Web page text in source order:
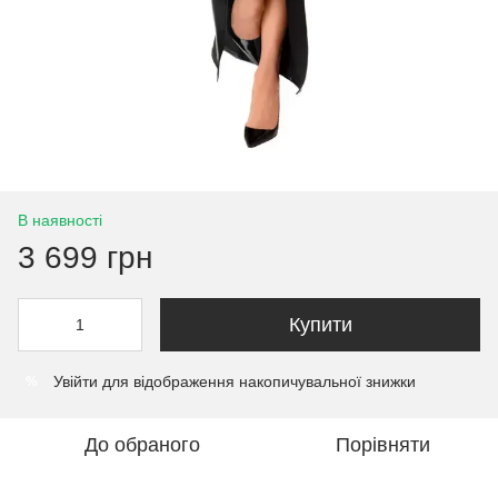
В наявності
3 699 грн
Купити
Увійти для відображення накопичувальної знижки
До обраного Порівняти